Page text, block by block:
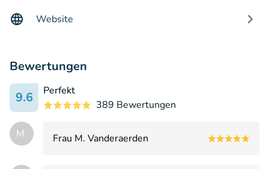
Website
Bewertungen
9.6
Perfekt
389 Bewertungen
M. Frau M. Vanderaerden